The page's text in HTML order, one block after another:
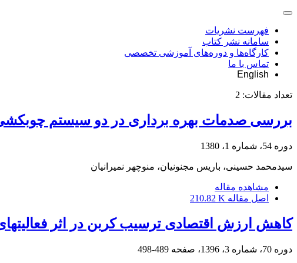
فهرست نشریات
سامانه نشر کتاب
کارگاه‌ها و دوره‌های آموزشی تخصصی
تماس با ما
English
تعداد مقالات: 2
بررسی صدمات بهره برداری در دو سیستم چوبکشی
دوره 54، شماره 1، 1380
سیدمحمد حسینی، باریس مجنونیان، منوچهر نمیرانیان
مشاهده مقاله
اصل مقاله 210.82 K
کاهش ارزش اقتصادی ترسیب کربن در اثر
دوره 70، شماره 3، 1396، صفحه 489-498